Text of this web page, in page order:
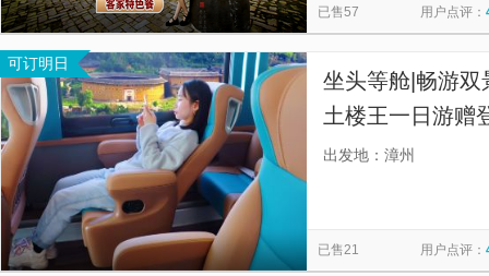
信
息
石狮十里黄金海岸旅游度假区 猴研岛 武夷山国家公园
南少林寺 厦门园林植物园
已售57 用户点评：
可订明日
坐头等舱|畅游
土楼王一日游赠
立座椅含餐、33
出发地：漳州
已售21 用户点评：